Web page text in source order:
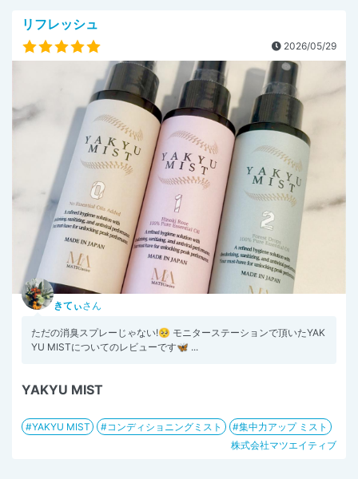
リフレッシュ
2026/05/29
きてぃさん
ただの消臭スプレーじゃない!🥺 モニターステーションで頂いたYAK
YU MISTについてのレビューです🦋 ...
YAKYU MIST
YAKYU MIST コンディショニングミスト
集中力アップ ミスト
株式会社マツエイティブ